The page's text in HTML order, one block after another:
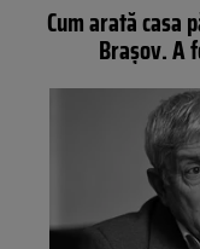
Cum arată casa
Brașov. A